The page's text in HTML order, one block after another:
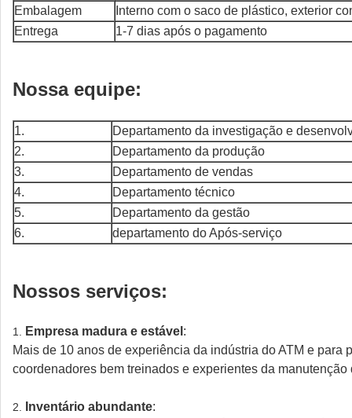
Embalagem
Interno com o saco de plástico, exterior
Entrega
1-7 dias após o pagamento
Nossa equipe:
1.
Departamento da investigação e
2.
Departamento da produção
3.
Departamento de vendas
4.
Departamento técnico
5.
Departamento da gestão
6.
departamento do Após-serviço
Nossos serviços:
1. Empresa madura e estável :
Mais de 10 anos de experiência da indústria do ATM e para
coordenadores bem treinados e experientes da manutenção
2. Inventário abundante: